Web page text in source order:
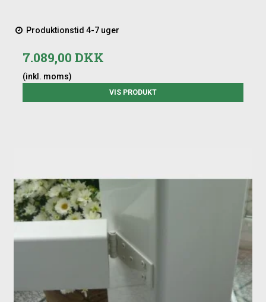
Produktionstid 4-7 uger
7.089,00 DKK
(inkl. moms)
VIS PRODUKT